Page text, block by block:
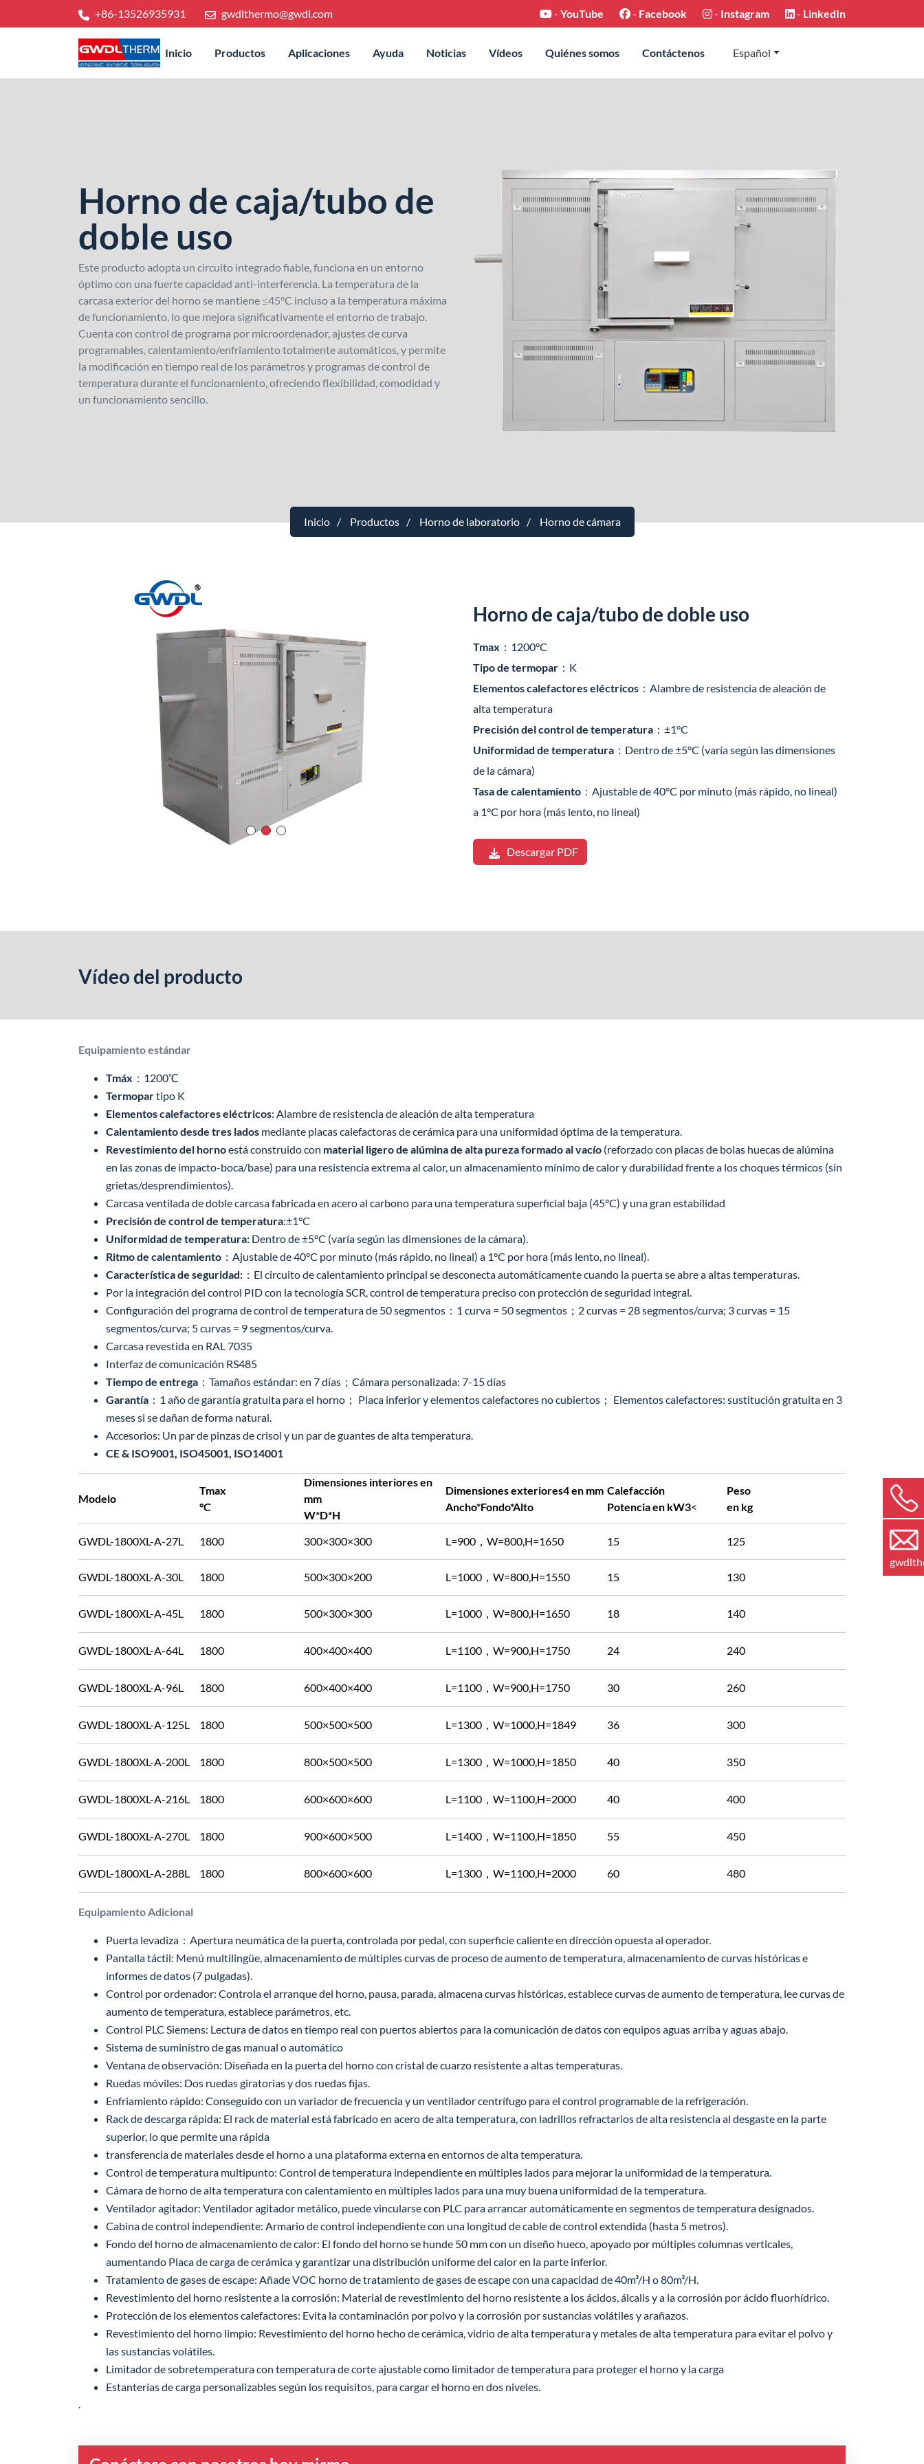
+86-13526935931 gwdlthermo@gwdl.com - YouTube - Facebook - Instagram - LinkedIn
Inicio Productos Aplicaciones Ayuda Noticias Vídeos Quiénes somos Contáctenos Español
Horno de caja/tubo de
doble uso
Este producto adopta un circuito integrado fiable, funciona en un entorno
óptimo con una fuerte capacidad anti-interferencia. La temperatura de la
carcasa exterior del horno se mantiene ≤45°C incluso a la temperatura máxima
de funcionamiento, lo que mejora significativamente el entorno de trabajo.
Cuenta con control de programa por microordenador, ajustes de curva
programables, calentamiento/enfriamiento totalmente automáticos, y permite
la modificación en tiempo real de los parámetros y programas de control de
temperatura durante el funcionamiento, ofreciendo flexibilidad, comodidad y
un funcionamiento sencillo.
Inicio Productos Horno de laboratorio Horno de cámara
Horno de caja/tubo de doble uso
Tmax ：1200°C
Tipo de termopar ：K
Elementos calefactores eléctricos ：Alambre de resistencia de aleación de
alta temperatura
Precisión del control de temperatura ：±1°C
Uniformidad de temperatura ：Dentro de ±5°C (varía según las dimensiones
de la cámara)
Tasa de calentamiento ：Ajustable de 40°C por minuto (más rápido, no lineal)
a 1°C por hora (más lento, no lineal)
Descargar PDF
Vídeo del producto
Equipamiento estándar
Tmáx ：1200℃
Termopartipo K
Elementos calefactores eléctricos: Alambre de resistencia de aleación de alta temperatura
Calentamiento desde tres lados mediante placas calefactoras de cerámica para una uniformidad óptima de la temperatura.
Revestimiento del hornoestá construido con material ligero de alúmina de alta pureza formado al vacío (reforzado con placas de bolas huecas de alúmina
en las zonas de impacto-boca/base) para una resistencia extrema al calor, un almacenamiento mínimo de calor y durabilidad frente a los choques térmicos (sin
grietas/desprendimientos).
Carcasa ventilada de doble carcasa fabricada en acero al carbono para una temperatura superficial baja (45°C) y una gran estabilidad
Precisión de control de temperatura:±1°C
Uniformidad de temperatura: Dentro de ±5°C (varía según las dimensiones de la cámara).
Ritmo de calentamiento ：Ajustable de 40°C por minuto (más rápido, no lineal) a 1°C por hora (más lento, no lineal).
Característica de seguridad: ：El circuito de calentamiento principal se desconecta automáticamente cuando la puerta se abre a altas temperaturas.
Por la integración del control PID con la tecnología SCR, control de temperatura preciso con protección de seguridad integral.
Configuración del programa de control de temperatura de 50 segmentos：1 curva = 50 segmentos；2 curvas = 28 segmentos/curva; 3 curvas = 15
segmentos/curva; 5 curvas = 9 segmentos/curva.
Carcasa revestida en RAL 7035
Interfaz de comunicación RS485
Tiempo de entrega ：Tamaños estándar: en 7 días；Cámara personalizada: 7-15 días
Garantía ：1 año de garantía gratuita para el horno； Placa inferior y elementos calefactores no cubiertos； Elementos calefactores: sustitución gratuita en 3
meses si se dañan de forma natural.
Accesorios: Un par de pinzas de crisol y un par de guantes de alta temperatura.
CE & ISO9001, ISO45001, ISO14001
Modelo
Tmax
°C
Dimensiones interiores en
mm
W*D*H
Dimensiones exteriores4 en mm
Ancho*Fondo*Alto
Calefacción
Potencia en kW3<
Peso
en kg
GWDL-1800XL-A-27L 1800 300×300×300 L=900，W=800,H=1650 15 125
GWDL-1800XL-A-30L 1800 500×300×200 L=1000，W=800,H=1550 15 130
GWDL-1800XL-A-45L 1800 500×300×300 L=1000，W=800,H=1650 18 140
GWDL-1800XL-A-64L 1800 400×400×400 L=1100，W=900,H=1750 24 240
GWDL-1800XL-A-96L 1800 600×400×400 L=1100，W=900,H=1750 30 260
GWDL-1800XL-A-125L 1800 500×500×500 L=1300，W=1000,H=1849 36 300
GWDL-1800XL-A-200L 1800 800×500×500 L=1300，W=1000,H=1850 40 350
GWDL-1800XL-A-216L 1800 600×600×600 L=1100，W=1100,H=2000 40 400
GWDL-1800XL-A-270L 1800 900×600×500 L=1400，W=1100,H=1850 55 450
GWDL-1800XL-A-288L 1800 800×600×600 L=1300，W=1100,H=2000 60 480
Equipamiento Adicional
Puerta levadiza：Apertura neumática de la puerta, controlada por pedal, con superficie caliente en dirección opuesta al operador.
Pantalla táctil: Menú multilingüe, almacenamiento de múltiples curvas de proceso de aumento de temperatura, almacenamiento de curvas históricas e
informes de datos (7 pulgadas).
Control por ordenador: Controla el arranque del horno, pausa, parada, almacena curvas históricas, establece curvas de aumento de temperatura, lee curvas de
aumento de temperatura, establece parámetros, etc.
Control PLC Siemens: Lectura de datos en tiempo real con puertos abiertos para la comunicación de datos con equipos aguas arriba y aguas abajo.
Sistema de suministro de gas manual o automático
Ventana de observación: Diseñada en la puerta del horno con cristal de cuarzo resistente a altas temperaturas.
Ruedas móviles: Dos ruedas giratorias y dos ruedas fijas.
Enfriamiento rápido: Conseguido con un variador de frecuencia y un ventilador centrífugo para el control programable de la refrigeración.
Rack de descarga rápida: El rack de material está fabricado en acero de alta temperatura, con ladrillos refractarios de alta resistencia al desgaste en la parte
superior, lo que permite una rápida
transferencia de materiales desde el horno a una plataforma externa en entornos de alta temperatura.
Control de temperatura multipunto: Control de temperatura independiente en múltiples lados para mejorar la uniformidad de la temperatura.
Cámara de horno de alta temperatura con calentamiento en múltiples lados para una muy buena uniformidad de la temperatura.
Ventilador agitador: Ventilador agitador metálico, puede vincularse con PLC para arrancar automáticamente en segmentos de temperatura designados.
Cabina de control independiente: Armario de control independiente con una longitud de cable de control extendida (hasta 5 metros).
Fondo del horno de almacenamiento de calor: El fondo del horno se hunde 50 mm con un diseño hueco, apoyado por múltiples columnas verticales,
aumentando Placa de carga de cerámica y garantizar una distribución uniforme del calor en la parte inferior.
Tratamiento de gases de escape: Añade VOC horno de tratamiento de gases de escape con una capacidad de 40m³/H o 80m³/H.
Revestimiento del horno resistente a la corrosión: Material de revestimiento del horno resistente a los ácidos, álcalis y a la corrosión por ácido fluorhídrico.
Protección de los elementos calefactores: Evita la contaminación por polvo y la corrosión por sustancias volátiles y arañazos.
Revestimiento del horno limpio: Revestimiento del horno hecho de cerámica, vidrio de alta temperatura y metales de alta temperatura para evitar el polvo y
las sustancias volátiles.
Limitador de sobretemperatura con temperatura de corte ajustable como limitador de temperatura para proteger el horno y la carga
Estanterías de carga personalizables según los requisitos, para cargar el horno en dos niveles.
.